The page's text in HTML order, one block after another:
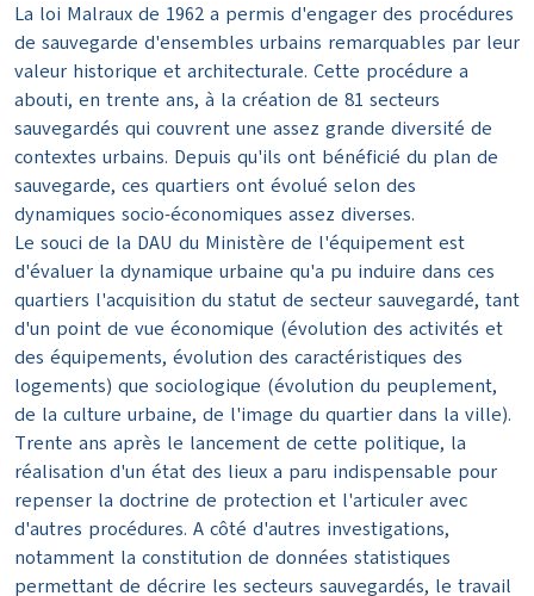
La loi Malraux de 1962 a permis d'engager des procédures
de sauvegarde d'ensembles urbains remarquables par leur
valeur historique et architecturale. Cette procédure a
abouti, en trente ans, à la création de 81 secteurs
sauvegardés qui couvrent une assez grande diversité de
contextes urbains. Depuis qu'ils ont bénéficié du plan de
sauvegarde, ces quartiers ont évolué selon des
dynamiques socio-économiques assez diverses.
Le souci de la DAU du Ministère de l'équipement est
d'évaluer la dynamique urbaine qu'a pu induire dans ces
quartiers l'acquisition du statut de secteur sauvegardé, tant
d'un point de vue économique (évolution des activités et
des équipements, évolution des caractéristiques des
logements) que sociologique (évolution du peuplement,
de la culture urbaine, de l'image du quartier dans la ville).
Trente ans après le lancement de cette politique, la
réalisation d'un état des lieux a paru indispensable pour
repenser la doctrine de protection et l'articuler avec
d'autres procédures. A côté d'autres investigations,
notamment la constitution de données statistiques
permettant de décrire les secteurs sauvegardés, le travail